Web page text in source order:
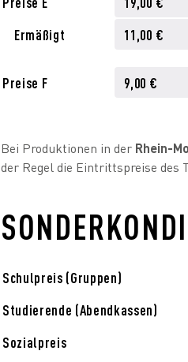
Ermäßigt
11,00 €
Preise F 9,00 €
Bei Produktionen in der Rhein-
der Regel die Eintrittspreise des
Schulpreis (Gruppen)
Studierende (Abendkassen)
Sozialpreis